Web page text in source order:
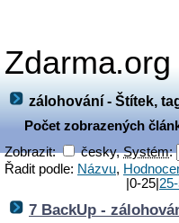
Zdarma.org
zálohování - Štítek,
Počet zobrazených
Zobrazit:
česky,Systém:
Řadit podle: Názvu,
|0-25|
7 BackUp -